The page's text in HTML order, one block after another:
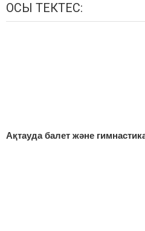
ОСЫ ТЕКТЕС:
Ақтауда балет және